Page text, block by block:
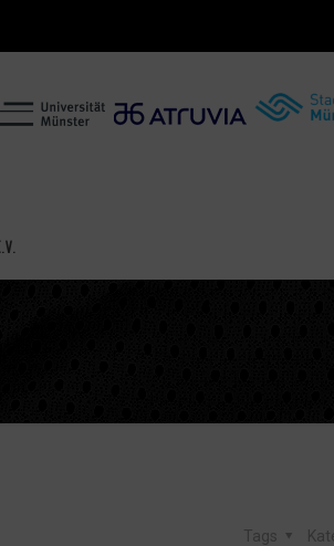
Tags